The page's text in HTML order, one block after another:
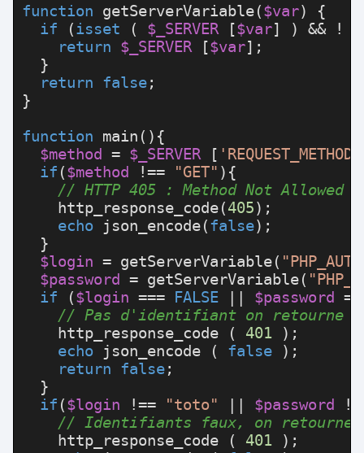
function getServerVariable($var)
{
if (isset ( $_SERVER [$var] ) && !
return $_SERVER [$var];
  }
return false;
}
function main ( ) {
$method = $_SERVER [ 'REQUEST_METHOD'
if ($method !== "GET" ){
// HTTP 405 : Method Not Allowed
http_response_code(405);
echo json_encode(false);
  }
$login = getServerVariable(
$password = getServerVariable(
if ($login === FALSE || $password
// Pas d'identifiant on retourne
http_response_code ( 401 );
echo json_encode ( false );
return false;
  }
if ($login !== "toto" || $password
// Identifiants faux, on retourne
http_response_code ( 401 );